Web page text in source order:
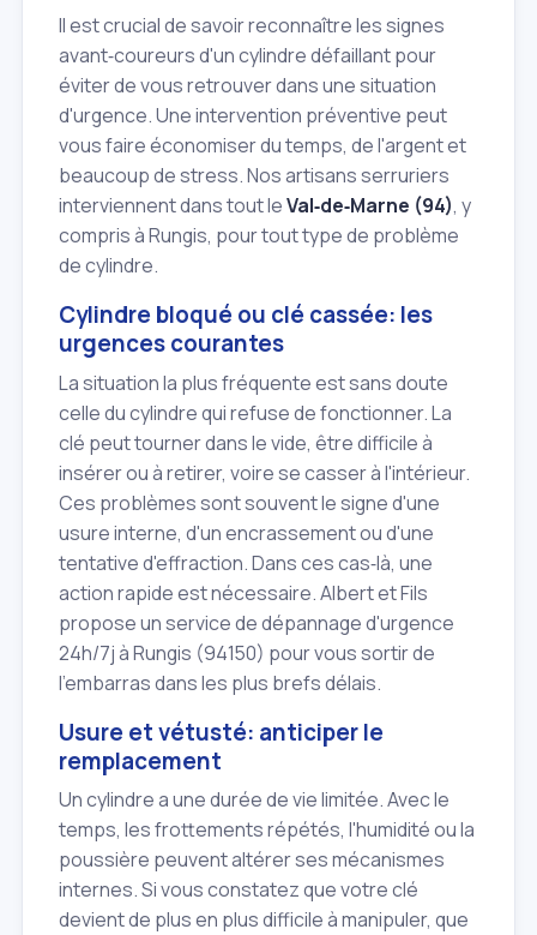
Il est crucial de savoir reconnaître les signes
avant‑coureurs d'un cylindre défaillant pour
éviter de vous retrouver dans une situation
d'urgence. Une intervention préventive peut
vous faire économiser du temps, de l'argent et
beaucoup de stress. Nos artisans serruriers
interviennent dans tout leVal‑de‑Marne (94), y
compris à Rungis, pour tout type de problème
de cylindre.
Cylindre bloqué ou clé cassée: les
urgences courantes
La situation la plus fréquente est sans doute
celle du cylindre qui refuse de fonctionner. La
clé peut tourner dans le vide, être difficile à
insérer ou à retirer, voire se casser à l'intérieur.
Ces problèmes sont souvent le signe d'une
usure interne, d'un encrassement ou d'une
tentative d'effraction. Dans ces cas‑là, une
action rapide est nécessaire. Albert et Fils
propose un service de dépannage d'urgence
24h/7j à Rungis (94150) pour vous sortir de
l'embarras dans les plus brefs délais.
Usure et vétusté: anticiper le
remplacement
Un cylindre a une durée de vie limitée. Avec le
temps, les frottements répétés, l'humidité ou la
poussière peuvent altérer ses mécanismes
internes. Si vous constatez que votre clé
devient de plus en plus difficile à manipuler, que